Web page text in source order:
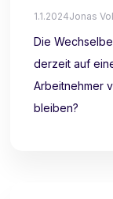
1.1.2024Jonas
Die
derzeit auf
Arbeitnehmer
bleiben?